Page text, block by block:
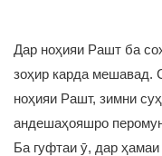
Дар ноҳияи Рашт ба
зоҳир карда мешавад.
ноҳияи Рашт, зимни
андешаҳояшро
Ба гуфтаи ӯ, дар